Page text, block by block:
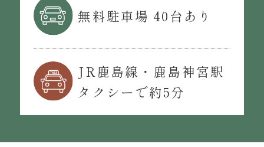
無料駐車場 40台あり
JR鹿島線・鹿島神宮駅
タクシーで約5分